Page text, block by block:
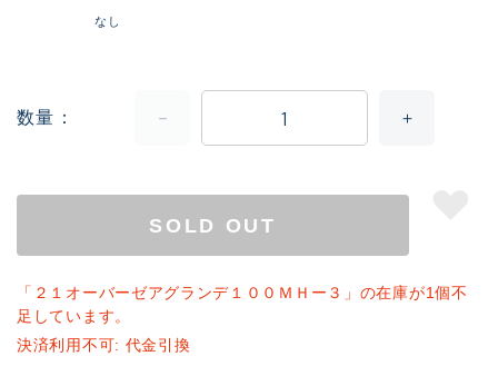
なし
数量
SOLD OUT
「２１オーバーゼアグランデ１００ＭＨー３」の在庫が1個不
足しています。
決済利用不可: 代金引換